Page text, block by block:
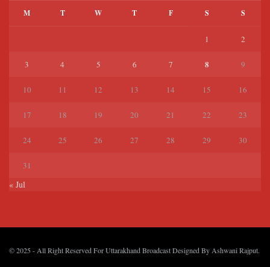
M T W T F S S
1 2
3 4 5 6 7 8 9
10 11 12 13 14 15 16
17 18 19 20 21 22 23
24 25 26 27 28 29 30
31
« Jul
© 2025 - All Right Reserved For Uttarakhand Broadcast Designed By Ashwani Rajput.